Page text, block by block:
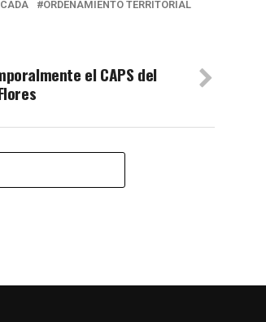
ORDENAMIENTO TERRITORIAL
el CAPS del